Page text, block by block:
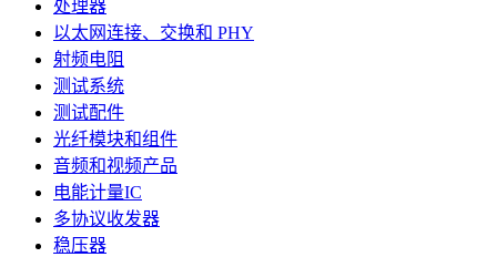
处理器
以太网连接、交换和 PHY
射频电阻
测试系统
测试配件
光纤模块和组件
音频和视频产品
电能计量IC
多协议收发器
稳压器